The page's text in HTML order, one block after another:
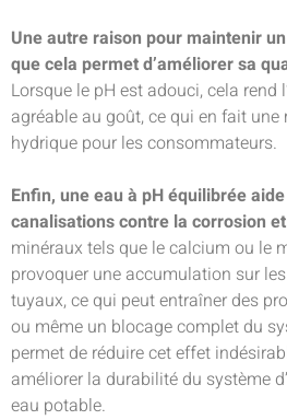
Une autre raison pour maintenir
que cela permet d’améliorer sa
Lorsque le pH est adouci, cela rend
agréable au goût, ce qui en fait une
hydrique pour les consommateurs.
Enfin, une eau à pH équilibrée
canalisations contre la corrosion
minéraux tels que le calcium ou le
provoquer une accumulation sur
tuyaux, ce qui peut entraîner des
ou même un blocage complet du
permet de réduire cet effet
améliorer la durabilité du système
eau potable.